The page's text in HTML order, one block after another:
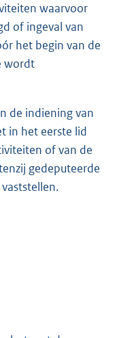
waarvoor
of ingeval van
het begin van de
wordt
de indiening van
in het eerste lid
of van de
gedeputeerde